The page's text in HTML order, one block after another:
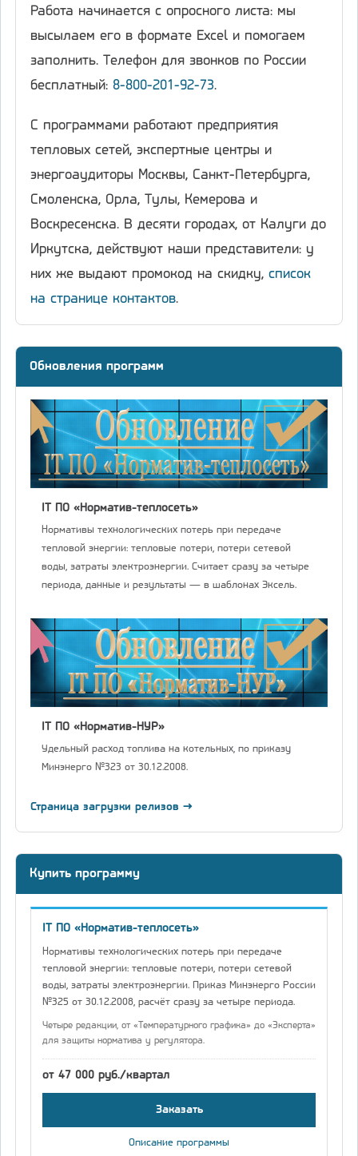
Работа начинается с опросного листа: мы
высылаем его в формате Excel и помогаем
заполнить. Телефон для звонков по России
бесплатный: 8-800-201-92-73.
С программами работают предприятия
тепловых сетей, экспертные центры и
энергоаудиторы Москвы, Санкт-Петербурга,
Смоленска, Орла, Тулы, Кемерова и
Воскресенска. В десяти городах, от Калуги до
Иркутска, действуют наши представители: у
них же выдают промокод на скидку, список
на странице контактов.
Обновления программ
IT ПО «Норматив-теплосеть»
Нормативы технологических потерь при передаче
тепловой энергии: тепловые потери, потери сетевой
воды, затраты электроэнергии. Считает сразу за четыре
периода, данные и результаты — в шаблонах Эксель.
IT ПО «Норматив-НУР»
Удельный расход топлива на котельных, по приказу
Минэнерго №323 от 30.12.2008.
Страница загрузки релизов →
Купить программу
IT ПО «Норматив-теплосеть»
Нормативы технологических потерь при передаче
тепловой энергии: тепловые потери, потери сетевой
воды, затраты электроэнергии. Приказ Минэнерго России
№325 от 30.12.2008, расчёт сразу за четыре периода.
Четыре редакции, от «Температурного графика» до «Эксперта»
для защиты норматива у регулятора.
от 47 000 руб./квартал
Заказать
Описание программы